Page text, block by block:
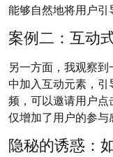
能够自然地将用户引
案例二：互动
另一方面，我观察
中加入互动元素，
频，可以邀请用户
仅增加了用户的参与
隐秘的诱惑：